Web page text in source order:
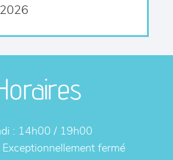
: 14h00 / 19h00
Exceptionnellement fermé